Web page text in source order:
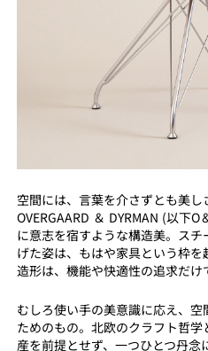
空間には、言葉を介さずとも美し
OVERGAARD ＆ DYRMAN (以下
に意志を宿すような構造美。ス
げた姿は、もはや家具という枠
造形は、機能や快適性の追求だけ
むしろ使い手の美意識に応え、
ためのもの。北欧のクラフト哲
産を前提とせず、一つひとつ丹念